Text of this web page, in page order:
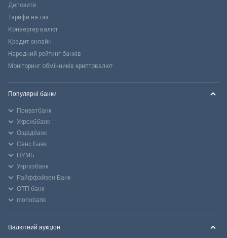
Депозити
Тарифи на газ
Конвертер валют
Кредит онлайн
Народний рейтинг банків
Моніторинг обмінників криптовалют
Популярні банки
Приватбанк
Укрсиббанк
Ощадбанк
Сенс Банк
ПУМБ
Укргазбанк
Райффайзен Банк
ОТП банк
monobank
Валютний аукціон